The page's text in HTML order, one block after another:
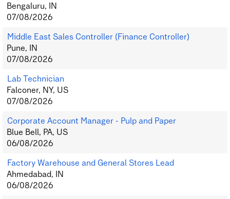
Bengaluru, IN
07/08/2026
Middle East Sales Controller (Finance Controller)
Pune, IN
07/08/2026
Lab Technician
Falconer, NY, US
07/08/2026
Corporate Account Manager - Pulp and Paper
Blue Bell, PA, US
06/08/2026
Factory Warehouse and General Stores Lead
Ahmedabad, IN
06/08/2026